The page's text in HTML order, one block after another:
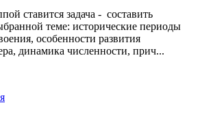
ставится задача - составить
теме: исторические периоды
особенности развития
динамика численности, прич...